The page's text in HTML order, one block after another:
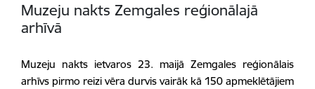
Muzeju nakts Zemgales reģionālajā
arhīvā
Muzeju nakts ietvaros 23. maijā Zemgales reģionālais
arhīvs pirmo reizi vēra durvis vairāk kā 150 apmeklētājiem